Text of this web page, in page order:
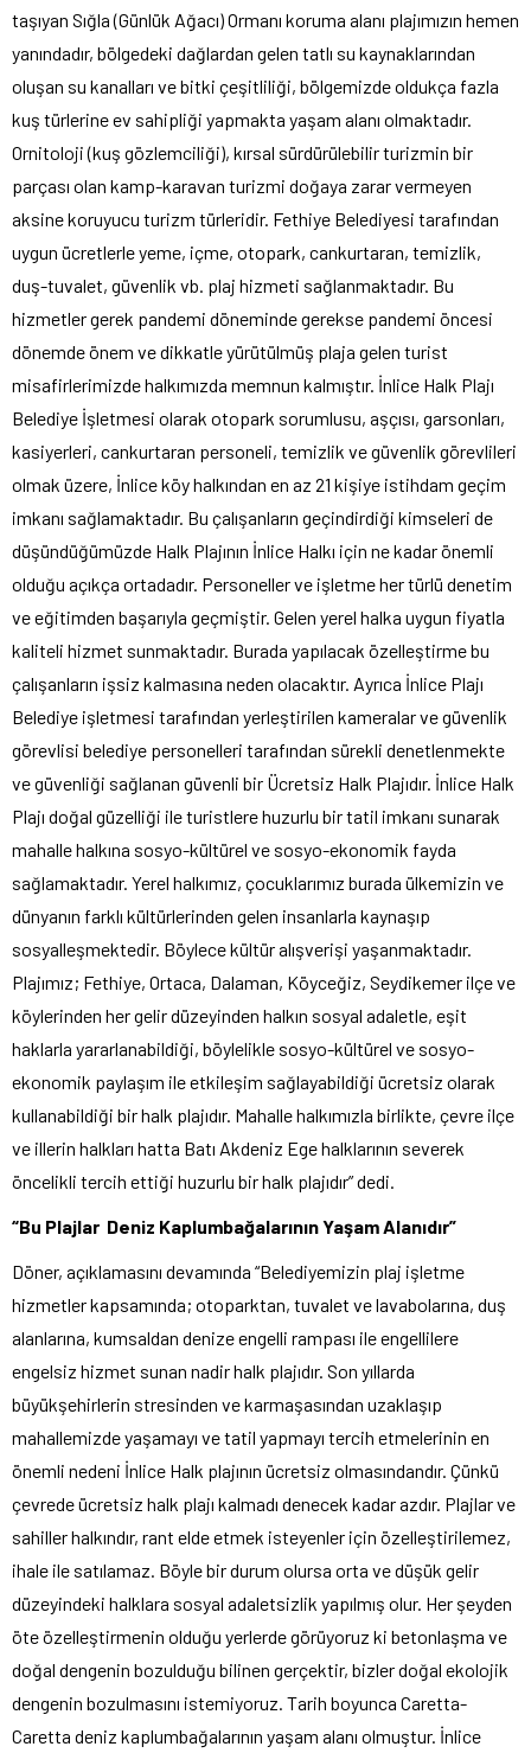
taşıyan Sığla (Günlük Ağacı) Ormanı koruma alanı plajımızın hemen
yanındadır, bölgedeki dağlardan gelen tatlı su kaynaklarından
oluşan su kanalları ve bitki çeşitliliği, bölgemizde oldukça fazla
kuş türlerine ev sahipliği yapmakta yaşam alanı olmaktadır.
Ornitoloji (kuş gözlemciliği), kırsal sürdürülebilir turizmin bir
parçası olan kamp-karavan turizmi doğaya zarar vermeyen
aksine koruyucu turizm türleridir. Fethiye Belediyesi tarafından
uygun ücretlerle yeme, içme, otopark, cankurtaran, temizlik,
duş-tuvalet, güvenlik vb. plaj hizmeti sağlanmaktadır. Bu
hizmetler gerek pandemi döneminde gerekse pandemi öncesi
dönemde önem ve dikkatle yürütülmüş plaja gelen turist
misafirlerimizde halkımızda memnun kalmıştır. İnlice Halk Plajı
Belediye İşletmesi olarak otopark sorumlusu, aşçısı, garsonları,
kasiyerleri, cankurtaran personeli, temizlik ve güvenlik görevlileri
olmak üzere, İnlice köy halkından en az 21 kişiye istihdam geçim
imkanı sağlamaktadır. Bu çalışanların geçindirdiği kimseleri de
düşündüğümüzde Halk Plajının İnlice Halkı için ne kadar önemli
olduğu açıkça ortadadır. Personeller ve işletme her türlü denetim
ve eğitimden başarıyla geçmiştir. Gelen yerel halka uygun fiyatla
kaliteli hizmet sunmaktadır. Burada yapılacak özelleştirme bu
çalışanların işsiz kalmasına neden olacaktır. Ayrıca İnlice Plajı
Belediye işletmesi tarafından yerleştirilen kameralar ve güvenlik
görevlisi belediye personelleri tarafından sürekli denetlenmekte
ve güvenliği sağlanan güvenli bir Ücretsiz Halk Plajıdır. İnlice Halk
Plajı doğal güzelliği ile turistlere huzurlu bir tatil imkanı sunarak
mahalle halkına sosyo-kültürel ve sosyo-ekonomik fayda
sağlamaktadır. Yerel halkımız, çocuklarımız burada ülkemizin ve
dünyanın farklı kültürlerinden gelen insanlarla kaynaşıp
sosyalleşmektedir. Böylece kültür alışverişi yaşanmaktadır.
Plajımız; Fethiye, Ortaca, Dalaman, Köyceğiz, Seydikemer ilçe ve
köylerinden her gelir düzeyinden halkın sosyal adaletle, eşit
haklarla yararlanabildiği, böylelikle sosyo-kültürel ve sosyo-
ekonomik paylaşım ile etkileşim sağlayabildiği ücretsiz olarak
kullanabildiği bir halk plajıdır. Mahalle halkımızla birlikte, çevre ilçe
ve illerin halkları hatta Batı Akdeniz Ege halklarının severek
öncelikli tercih ettiği huzurlu bir halk plajıdır” dedi.
“Bu Plajlar Deniz Kaplumbağalarının Yaşam Alanıdır”
Döner, açıklamasını devamında “Belediyemizin plaj işletme
hizmetler kapsamında; otoparktan, tuvalet ve lavabolarına, duş
alanlarına, kumsaldan denize engelli rampası ile engellilere
engelsiz hizmet sunan nadir halk plajıdır. Son yıllarda
büyükşehirlerin stresinden ve karmaşasından uzaklaşıp
mahallemizde yaşamayı ve tatil yapmayı tercih etmelerinin en
önemli nedeni İnlice Halk plajının ücretsiz olmasındandır. Çünkü
çevrede ücretsiz halk plajı kalmadı denecek kadar azdır. Plajlar ve
sahiller halkındır, rant elde etmek isteyenler için özelleştirilemez,
ihale ile satılamaz. Böyle bir durum olursa orta ve düşük gelir
düzeyindeki halklara sosyal adaletsizlik yapılmış olur. Her şeyden
öte özelleştirmenin olduğu yerlerde görüyoruz ki betonlaşma ve
doğal dengenin bozulduğu bilinen gerçektir, bizler doğal ekolojik
dengenin bozulmasını istemiyoruz. Tarih boyunca Caretta-
Caretta deniz kaplumbağalarının yaşam alanı olmuştur. İnlice